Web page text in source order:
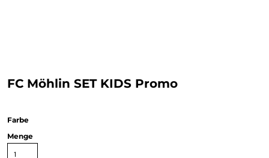
FC Möhlin SET KIDS Promo
Farbe
Menge